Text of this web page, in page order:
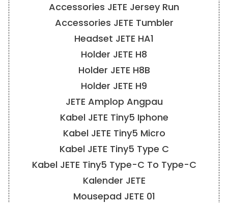
Accessories JETE Jersey Run
Accessories JETE Tumbler
Headset JETE HA1
Holder JETE H8
Holder JETE H8B
Holder JETE H9
JETE Amplop Angpau
Kabel JETE Tiny5 Iphone
Kabel JETE Tiny5 Micro
Kabel JETE Tiny5 Type C
Kabel JETE Tiny5 Type-C To Type-C
Kalender JETE
Mousepad JETE 01